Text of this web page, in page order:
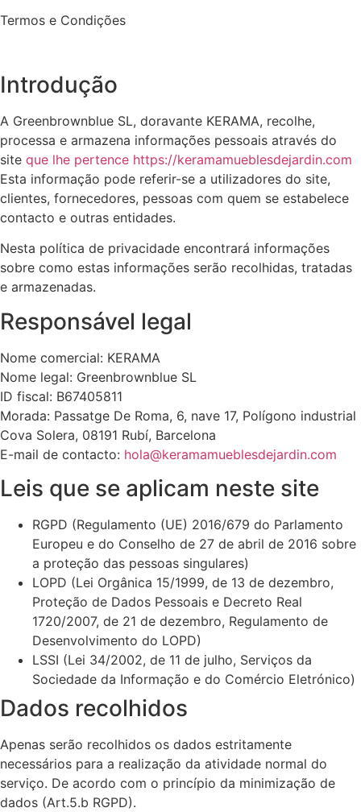
Termos e Condições
Introdução
A Greenbrownblue SL, doravante KERAMA, recolhe,
processa e armazena informações pessoais através do
site que lhe pertence https://keramamueblesdejardin.com
Esta informação pode referir-se a utilizadores do site,
clientes, fornecedores, pessoas com quem se estabelece
contacto e outras entidades.
Nesta política de privacidade encontrará informações
sobre como estas informações serão recolhidas, tratadas
e armazenadas.
Responsável legal
Nome comercial: KERAMA
Nome legal: Greenbrownblue SL
ID fiscal: B67405811
Morada: Passatge De Roma, 6, nave 17, Polígono industrial
Cova Solera, 08191 Rubí, Barcelona
E-mail de contacto: hola@keramamueblesdejardin.com
Leis que se aplicam neste site
RGPD (Regulamento (UE) 2016/679 do Parlamento
Europeu e do Conselho de 27 de abril de 2016 sobre
a proteção das pessoas singulares)
LOPD (Lei Orgânica 15/1999, de 13 de dezembro,
Proteção de Dados Pessoais e Decreto Real
1720/2007, de 21 de dezembro, Regulamento de
Desenvolvimento do LOPD)
LSSI (Lei 34/2002, de 11 de julho, Serviços da
Sociedade da Informação e do Comércio Eletrónico)
Dados recolhidos
Apenas serão recolhidos os dados estritamente
necessários para a realização da atividade normal do
serviço. De acordo com o princípio da minimização de
dados (Art.5.b RGPD).